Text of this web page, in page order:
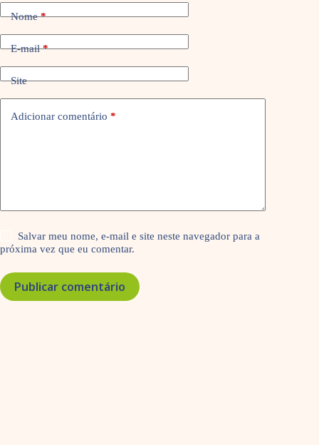
Nome*
E-mail*
Site
Adicionar comentário *
Salvar meu nome, e-mail e site neste navegador para a
próxima vez que eu comentar.
Publicar comentário